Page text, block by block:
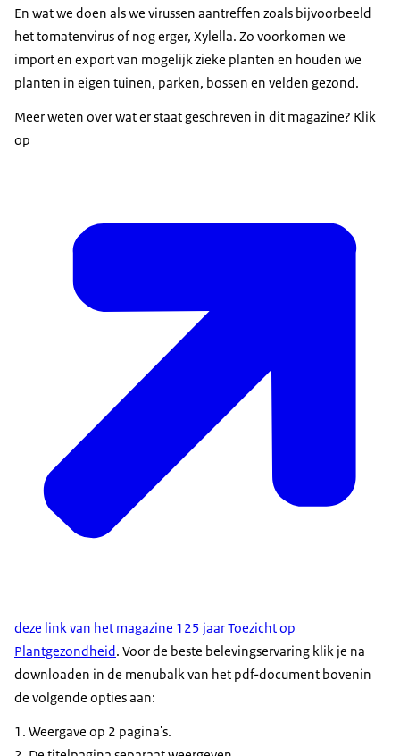
En wat we doen als we virussen aantreffen zoals bijvoorbeeld
het tomatenvirus of nog erger, Xylella. Zo voorkomen we
import en export van mogelijk zieke planten en houden we
planten in eigen tuinen, parken, bossen en velden gezond.
Meer weten over wat er staat geschreven in dit magazine? Klik
op
deze link van het magazine 125 jaar Toezicht op
Plantgezondheid. Voor de beste belevingservaring klik je na
downloaden in de menubalk van het pdf-document bovenin
de volgende opties aan:
Weergave op 2 pagina's.